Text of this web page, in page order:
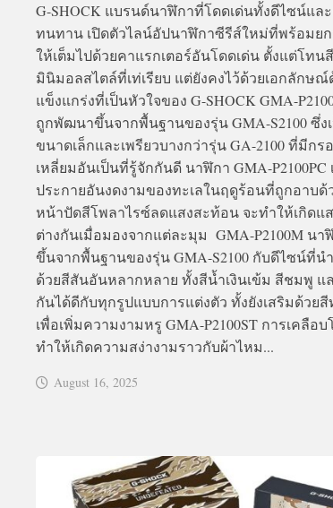
G-SHOCK แบรนด์นาฬิกาที่โดดเด่นทั้งดีไซน์แล
ทนทาน เปิดตัวไลน์อัปนาฬิกาซีรีส์ใหม่ที่พร้อมย
ให้เต็มไปด้วยคาแรกเตอร์อันโดดเด่น ตั้งแต่โทน
มินิมอลสไตล์ที่เท่เรียบ แต่ยังคงไว้ด้วยเอกลักษ
แข็งแกร่งที่เป็นหัวใจของ G-SHOCK GMA-
ถูกพัฒนาขึ้นจากพื้นฐานของรุ่น GMA-S2100 ซึ่ง
ขนาดเล็กและเพรียวบางกว่ารุ่น GA-2100 ที่มีกร
เหลี่ยมอันเป็นที่รู้จักกันดี นาฬิกา GMA-
ประกายอันงดงามของทะเลในฤดูร้อนที่ถูกอาบด้
หน้าปัดสีโพลาไรซ์ลดแสงสะท้อน จะทำให้เกิดแ
ต่างกันเมื่อมองจากแต่ละมุม GMA-P2100M นา
ขึ้นจากพื้นฐานของรุ่น GMA-S2100 กับดีไซน์ที่น
ด้วยสีสันอันหลากหลาย ทั้งสีน้ำเงินเข้ม สีชมพู แ
กันได้ดีกับทุกรูปแบบการแต่งตัว ทั้งยังเสริมด้วย
เพื่อเพิ่มความงามหรู GMA-P2100ST การเคลือ
ทำให้เกิดความสง่างามราวกับผ้าไหม...
August 16, 2025